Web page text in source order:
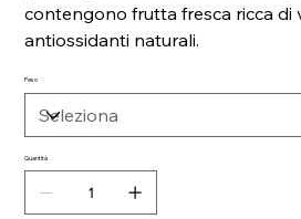
contengono frutta fresca ricca di
antiossidanti naturali.
Peso
Quantità